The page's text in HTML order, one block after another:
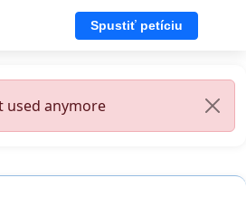
Spustiť petíciu
used anymore